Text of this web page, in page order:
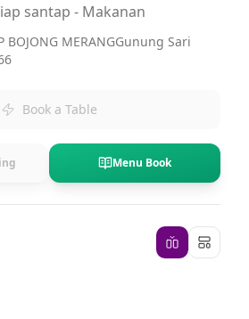
santap - Makanan
BOJONG MERANGGunung Sari
Book a Table
Menu Book